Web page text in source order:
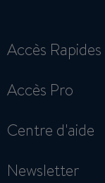
Accès Rapides
Accès Pro
Centre d'aide
Newsletter